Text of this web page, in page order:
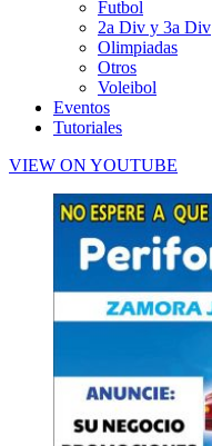
Futbol
2a Div y 3a Div
Olimpiadas
Otros
Voleibol
Eventos
Tutoriales
VIEW ON YOUTUBE